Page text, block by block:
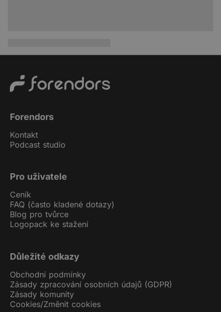
Forendors
Kontakt
Podcast studio
Pro uživatele
Ceník
FAQ (často kladené dotazy)
Blog pro tvůrce
Logopack ke stažení
Důležité odkazy
Obchodní podmínky
Zásady zpracování osobních údajů (GDPR)
Zásady komunity
Cookies/Změnit cookies